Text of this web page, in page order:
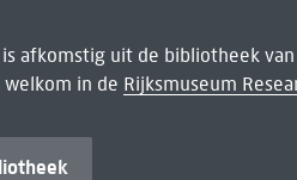
afkomstig uit de bibliotheek
welkom in de Rijksmuseum